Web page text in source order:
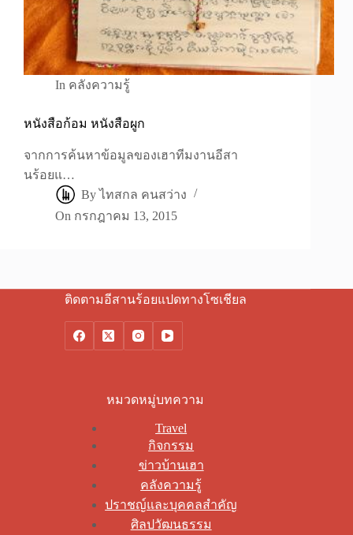
In คลังความรู้
หนังสือก้อม หนังสือผูก
จากการค้นหาข้อมูลของเฮาทีมงานอีสา
นร้อยแ…
By ไทสกล คนสว่าง
On กรกฎาคม 13, 2015
ติดตามอีสานร้อยแปดทางโซเชียล
หมวดหมู่บทความ
Travel
กิจกรรม
ข่าวบ้านเฮา
คลังความรู้
ปราชญ์และบุคคลสำคัญ
ศิลปวัฒนธรรม